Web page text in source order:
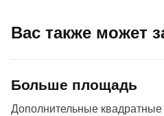
Вас также может
Больше площадь
Дополнительные